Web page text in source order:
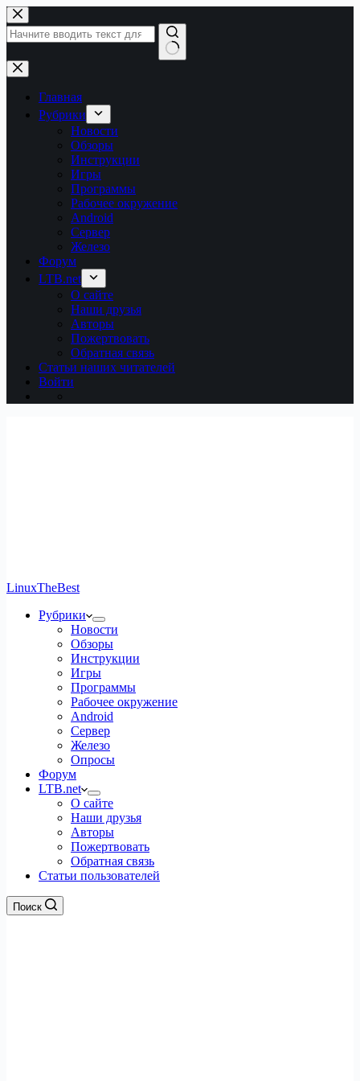
Перейти
к
сути
Ничего
не
найденоГлавная
Рубрики
Новости
Обзоры
Инструкции
Игры
Программы
Рабочее окружение
Android
Сервер
Железо
Форум
LTB.net
О сайте
Наши друзья
Авторы
Пожертвовать
Обратная связь
Статьи наших читателей
Войти
LinuxTheBest
Рубрики
Новости
Обзоры
Инструкции
Игры
Программы
Рабочее окружение
Android
Сервер
Железо
Опросы
Форум
LTB.net
О сайте
Наши друзья
Авторы
Пожертвовать
Обратная связь
Статьи пользователей
Поиск